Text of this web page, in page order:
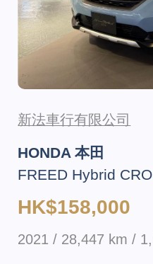
新法車行有限公司
HONDA 本田
FREED Hybrid
HK$158,000
2021 / 28,447 km /